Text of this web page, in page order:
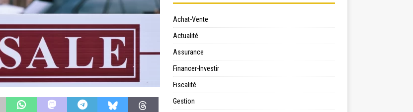
Achat-Vente
Actualité
Assurance
Financer-Investir
Fiscalité
Gestion